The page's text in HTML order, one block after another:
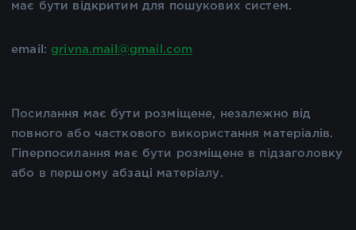
має бути відкритим для пошукових систем.
email: grivna.mail@gmail.com
Посилання має бути розміщене, незалежно від
повного або часткового використання матеріалів.
Гіперпосилання має бути розміщене в підзаголовку
або в першому абзаці матеріалу.